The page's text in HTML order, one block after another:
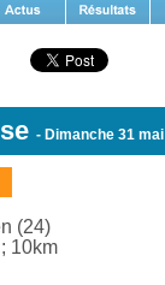
- Dimanche 31 mai
(24)
10km